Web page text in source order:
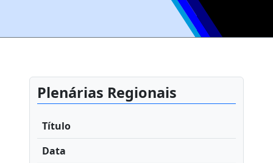
Plenárias Regionais
Título
Data